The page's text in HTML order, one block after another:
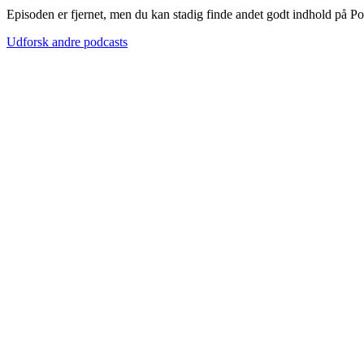
Episoden er fjernet, men du kan stadig finde andet godt indhold på
Udforsk andre podcasts